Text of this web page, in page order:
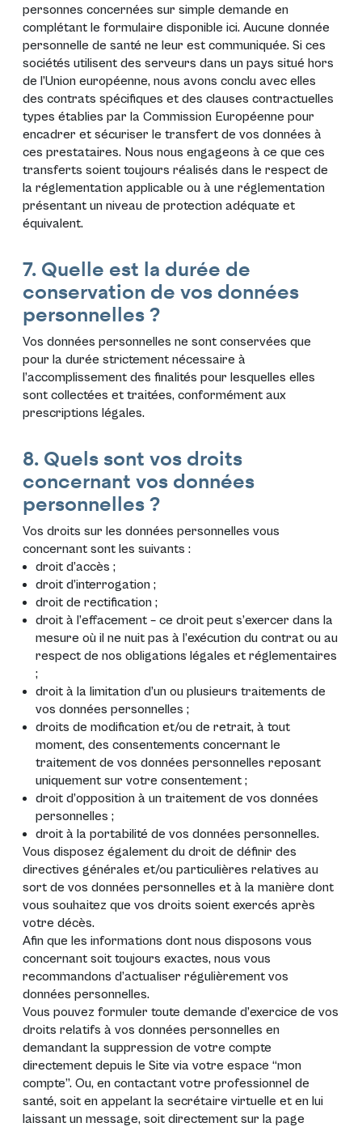
personnes concernées sur simple demande en
complétant le formulaire disponible ici. Aucune donnée
personnelle de santé ne leur est communiquée. Si ces
sociétés utilisent des serveurs dans un pays situé hors
de l’Union européenne, nous avons conclu avec elles
des contrats spécifiques et des clauses contractuelles
types établies par la Commission Européenne pour
encadrer et sécuriser le transfert de vos données à
ces prestataires. Nous nous engageons à ce que ces
transferts soient toujours réalisés dans le respect de
la réglementation applicable ou à une réglementation
présentant un niveau de protection adéquate et
équivalent.
7. Quelle est la durée de
conservation de vos données
personnelles ?
Vos données personnelles ne sont conservées que
pour la durée strictement nécessaire à
l’accomplissement des finalités pour lesquelles elles
sont collectées et traitées, conformément aux
prescriptions légales.
8. Quels sont vos droits
concernant vos données
personnelles ?
Vos droits sur les données personnelles vous
concernant sont les suivants :
droit d’accès ;
droit d’interrogation ;
droit de rectification ;
droit à l’effacement – ce droit peut s’exercer dans la
mesure où il ne nuit pas à l’exécution du contrat ou au
respect de nos obligations légales et réglementaires
;
droit à la limitation d’un ou plusieurs traitements de
vos données personnelles ;
droits de modification et/ou de retrait, à tout
moment, des consentements concernant le
traitement de vos données personnelles reposant
uniquement sur votre consentement ;
droit d’opposition à un traitement de vos données
personnelles ;
droit à la portabilité de vos données personnelles.
Vous disposez également du droit de définir des
directives générales et/ou particulières relatives au
sort de vos données personnelles et à la manière dont
vous souhaitez que vos droits soient exercés après
votre décès.
Afin que les informations dont nous disposons vous
concernant soit toujours exactes, nous vous
recommandons d’actualiser régulièrement vos
données personnelles.
Vous pouvez formuler toute demande d’exercice de vos
droits relatifs à vos données personnelles en
demandant la suppression de votre compte
directement depuis le Site via votre espace “mon
compte”. Ou, en contactant votre professionnel de
santé, soit en appelant la secrétaire virtuelle et en lui
laissant un message, soit directement sur la page